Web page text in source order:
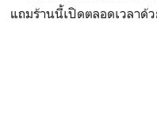
แถมร้านนี้เปิดตลอดเวลาด้